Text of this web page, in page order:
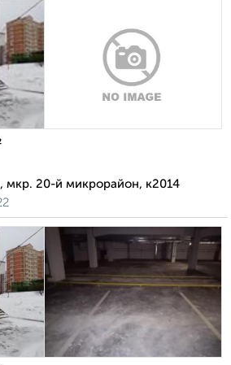
мкр. 20-й микрорайон, к2014